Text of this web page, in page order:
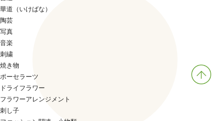
華道（いけばな）
陶芸
写真
音楽
刺繍
焼き物
ポーセラーツ
ドライフラワー
フラワーアレンジメント
刺し子